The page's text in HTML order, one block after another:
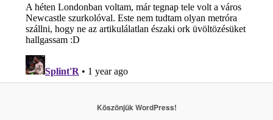
Köszönjük WordPress!